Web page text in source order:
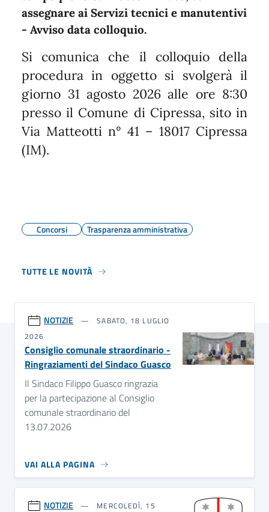
assegnare ai Servizi tecnici e manutentivi
- Avviso data colloquio.
Si comunica che il colloquio della
procedura in oggetto si svolgerà il
giorno 31 agosto 2026 alle ore 8:30
presso il Comune di Cipressa, sito in
Via Matteotti n° 41 – 18017 Cipressa
(IM).
Concorsi Trasparenza amministrativa
TUTTE LE NOVITÀ
NOTIZIE
SABATO, 18 LUGLIO
2026
Consiglio comunale straordinario -
Ringraziamenti del Sindaco Guasco
Il Sindaco Filippo Guasco ringrazia
per la partecipazione al Consiglio
comunale straordinario del
13.07.2026
VAI ALLA PAGINA
NOTIZIE
MERCOLEDÌ, 15